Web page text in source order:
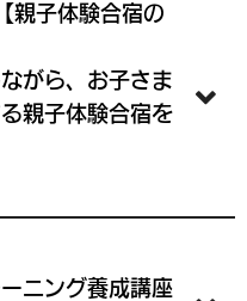
親子体験合宿の
がら、お子さま
親子体験合宿を
ニング養成講座